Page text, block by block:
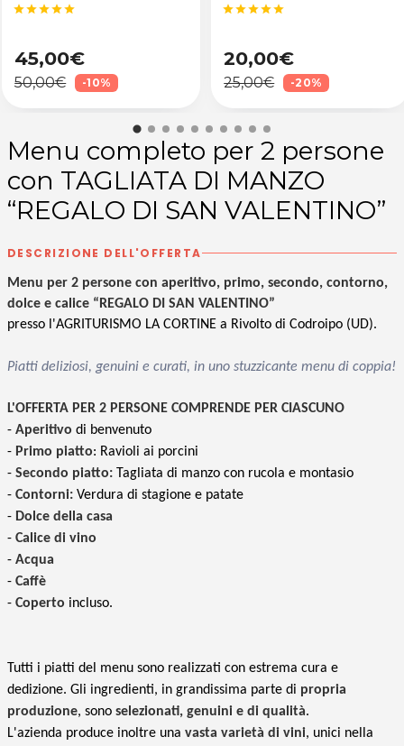
starstarstarstarstar
45,00€
50,00€ -10%
starstarstarstarstar
20,00€
25,00€ -20%
Menu completo per 2 persone
con TAGLIATA DI MANZO
“REGALO DI SAN VALENTINO”
DESCRIZIONE DELL'OFFERTA
Menu per 2 persone con aperitivo, primo, secondo, contorno,
dolce e calice “REGALO DI SAN VALENTINO”
presso l'AGRITURISMO LA CORTINE a Rivolto di Codroipo (UD).
Piatti deliziosi, genuini e curati, in uno stuzzicante menu di coppia!
L'OFFERTA PER 2 PERSONE COMPRENDE PER CIASCUNO
- Aperitivo di benvenuto
- Primo piatto: Ravioli ai porcini
- Secondo piatto: Tagliata di manzo con rucola e montasio
- Contorni: Verdura di stagione e patate
- Dolce della casa
- Calice di vino
- Acqua
- Caffè
- Coperto incluso.
Tutti i piatti del menu sono realizzati con estrema cura e
dedizione. Gli ingredienti, in grandissima parte di propria
produzione, sono selezionati, genuini e di qualità.
L'azienda produce inoltre una vasta varietà di vini, unici nella